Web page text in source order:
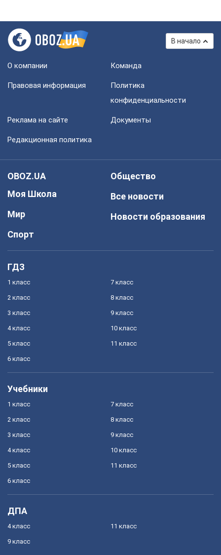
В начало
О компании Команда
Правовая информация
Политика
конфиденциальности
Реклама на сайте Документы
Редакционная политика
OBOZ.UA
Моя Школа
Мир
Спорт
Общество
Все новости
Новости образования
ГДЗ
1 класс
2 класс
3 класс
4 класс
5 класс
6 класс
7 класс
8 класс
9 класс
10 класс
11 класс
Учебники
1 класс
2 класс
3 класс
4 класс
5 класс
6 класс
7 класс
8 класс
9 класс
10 класс
11 класс
ДПА
4 класс
9 класс
11 класс